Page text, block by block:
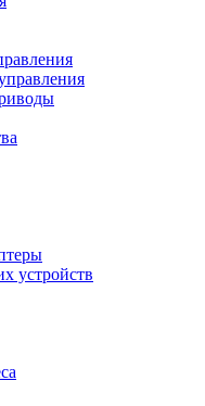
устройств